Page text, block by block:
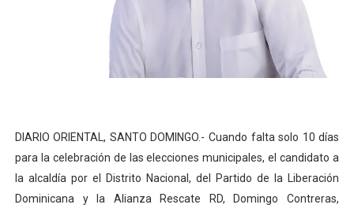
Alcaldesa Carolina Mejía conversa y lleva soluciones
Capitán Avispa ; detalles que no se pueden perder de
Alcaldía del DN y Fundación Bonanza inauguran el
Inespre inicia venta de combos de habichuelas con
DIARIO ORIENTAL, SANTO DOMINGO.- Cuando falta solo 10 días
para la celebración de las elecciones municipales, el candidato a
la alcaldía por el Distrito Nacional, del Partido de la Liberación
Dominicana y la Alianza Rescate RD, Domingo Contreras,